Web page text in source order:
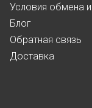
Условия обмена
Блог
Обратная связь
Доставка